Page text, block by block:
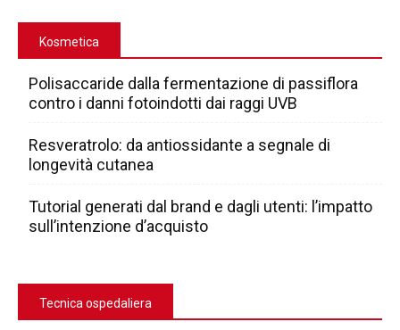
Kosmetica
Polisaccaride dalla fermentazione di passiflora
contro i danni fotoindotti dai raggi UVB
Resveratrolo: da antiossidante a segnale di
longevità cutanea
Tutorial generati dal brand e dagli utenti: l’impatto
sull’intenzione d’acquisto
Tecnica ospedaliera